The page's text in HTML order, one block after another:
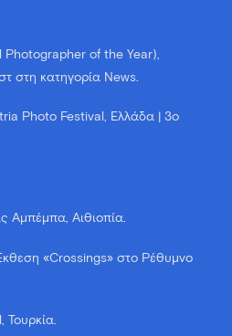
Photographer of the Year),
στη κατηγορία News.
Photo Festival, Ελλάδα | 3ο
Αμπέμπα, Αιθιοπία.
«Crossings» στο Ρέθυμνο
Τουρκία.